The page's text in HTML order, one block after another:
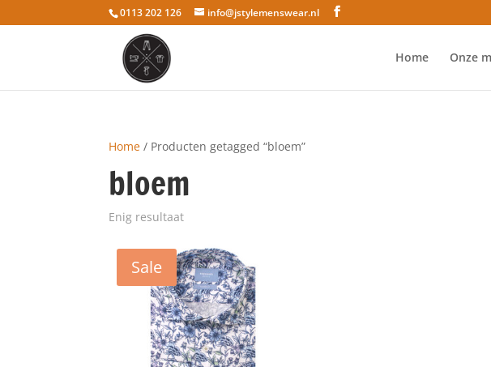
0113 202 126 info@jstylemenswear.nl
Home Onze
Home / Producten getagged “bloem”
bloem
Enig resultaat
Sale